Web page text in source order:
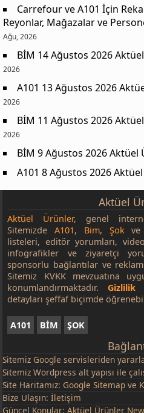
Carrefour ve A101 İçin
Reyonlar, Mağazalar ve
Ağu, 2026
BİM 14 Ağustos 2026
2026
A101 13 Ağustos 2026
2026
BİM 11 Ağustos 2026
2026
BİM 9 Ağustos 2026
A101 8 Ağustos 2026
Aktüel
Aktüel Ürünler, genel
SitemizdeA101, Bim, Şokve
listeleri, editör yorumları,
infografikler ve ziyaretçi
sponsorlu bağlantılar ve
Sitemiz KVKK mevzuatına
konumlandırmaktadır. Gizlilik
detayları şeffaf biçimde
A101 BİM ŞOK
Sitemiz Google servisleriden
Sitemiz Wordpress alt yapısı ile
Site Haritamız: Google Sitemap ve
Bize Ulaşın:İletişim
Güncel Konular:Aktüel Ürünler